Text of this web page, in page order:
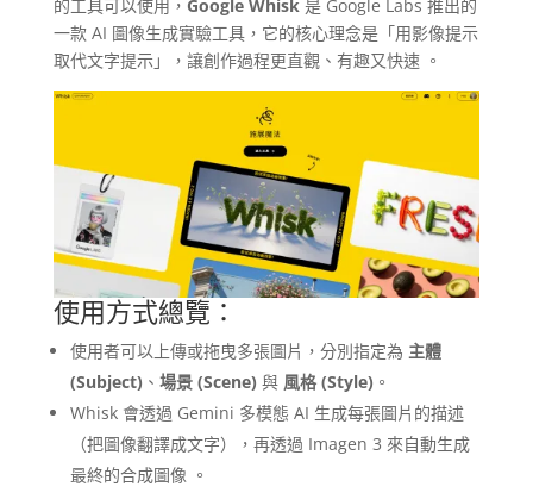
的工具可以使用， Google Whisk 是 Google Labs 推出的
一款 AI 圖像生成實驗工具，它的核心理念是「用影像提示
取代文字提示」，讓創作過程更直觀、有趣又快速 。
使用方式總覽：
使用者可以上傳或拖曳多張圖片，分別指定為 主體
(Subject) 、 場景 (Scene) 與 風格 (Style) 。
Whisk 會透過 Gemini 多模態 AI 生成每張圖片的描述
（把圖像翻譯成文字），再透過 Imagen 3 來自動生成
最終的合成圖像 。